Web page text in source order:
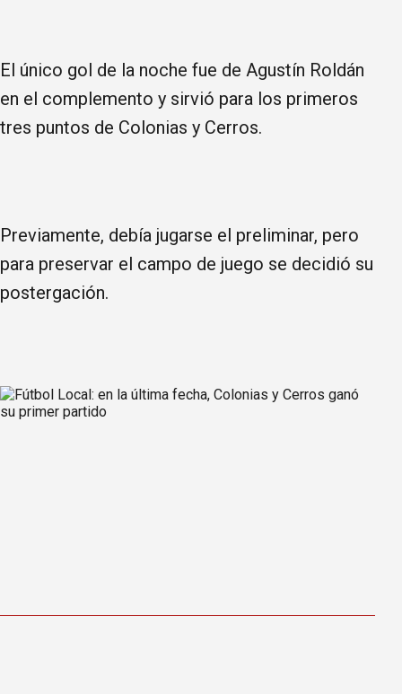
El único gol de la noche fue de Agustín Roldán
en el complemento y sirvió para los primeros
tres puntos de Colonias y Cerros.
Previamente, debía jugarse el preliminar, pero
para preservar el campo de juego se decidió su
postergación.